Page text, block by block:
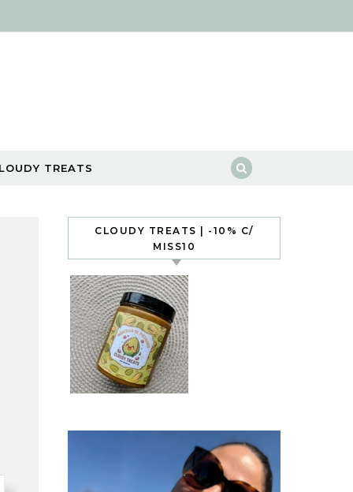
TREATS
CLOUDY TREATS | -10% C/
MISS10